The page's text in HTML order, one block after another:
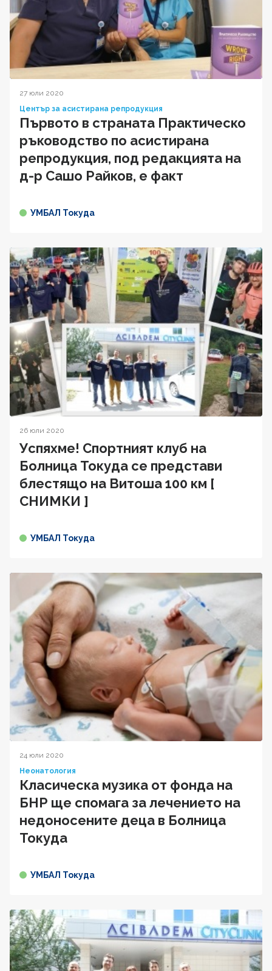
27 юли 2020
Център за асистирана репродукция
Първото в страната Практическо
ръководство по асистирана
репродукция, под редакцията на
д-р Сашо Райков, е факт
УМБАЛ Токуда
26 юли 2020
Успяхме! Спортният клуб на
Болница Токуда се представи
блестящо на Витоша 100 км [
СНИМКИ ]
УМБАЛ Токуда
24 юли 2020
Неонатология
Класическа музика от фонда на
БНР ще спомага за лечението на
недоносените деца в Болница
Токуда
УМБАЛ Токуда